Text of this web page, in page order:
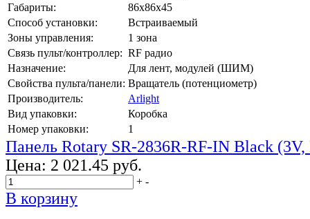
Габариты:
86х86х45
Способ установки:
Встраиваемый
Зоны управления:
1 зона
Связь пульт/контроллер: RF радио
Назначение:
Для лент, модулей (ШИМ)
Свойства пульта/панели: Вращатель (потенциометр)
Производитель:
Arlight
Вид упаковки:
Коробка
Номер упаковки:
1
Панель Rotary SR-2836R-RF-IN Black
Цена: 2 021.45 руб.
+ -
В корзину